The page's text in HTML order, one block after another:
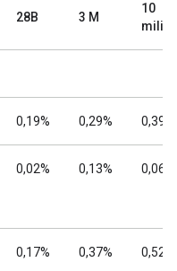
28B 3 M
10
miliar
0,19% 0,29% 0,39%
0,02% 0,13% 0,06%
0,17% 0,37% 0,52%